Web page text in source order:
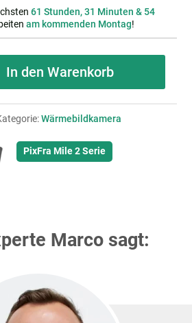
61 Stunden, 31 Minuten & 53
am kommenden Montag!
In den Warenkorb
Wärmebildkamera
PixFra Mile 2 Serie
Marco sagt: